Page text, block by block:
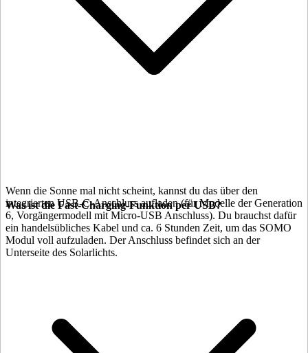
Wenn die Sonne mal nicht scheint, kannst du das über den
integrierten USB-C-Anschluss aufladen (für Modelle der Generation
6, Vorgängermodell mit Micro-USB Anschluss). Du brauchst dafür
ein handelsübliches Kabel und ca. 6 Stunden Zeit, um das SOMO
Modul voll aufzuladen. Der Anschluss befindet sich an der
Unterseite des Solarlichts.
Was ist die Fast-Charging-Funktion per USB?